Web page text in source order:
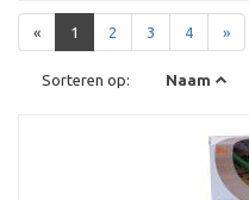
« 1 2 3 4 »
Sorteren op: Naam